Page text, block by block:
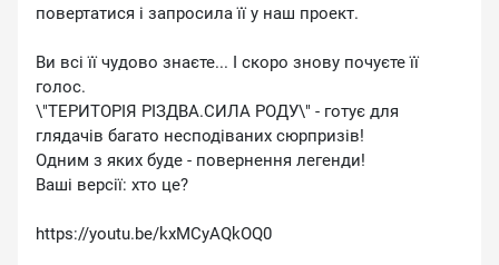
повертатися і запросила її у наш проект.
Ви всі її чудово знаєте... І скоро знову почуєте її
голос.
\"ТЕРИТОРІЯ РІЗДВА.СИЛА РОДУ\" - готує для
глядачів багато несподіваних сюрпризів!
Одним з яких буде - повернення легенди!
Ваші версії: хто це?
https://youtu.be/kxMCyAQkOQ0